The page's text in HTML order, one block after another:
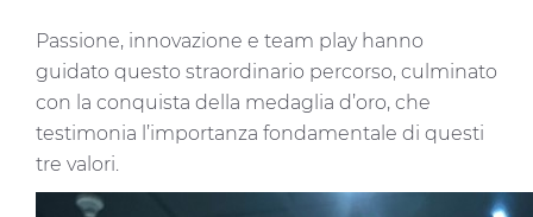
Passione, innovazione e team play hanno
guidato questo straordinario percorso, culminato
con la conquista della medaglia d’oro, che
testimonia l’importanza fondamentale di questi
tre valori.